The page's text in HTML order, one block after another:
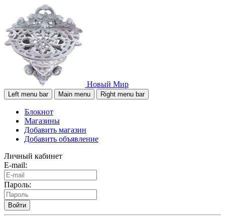
Новый Мир
Left menu bar Main menu Right menu bar
Блокнот
Магазины
Добавить магазин
Добавить объявление
Личный кабинет
E-mail:
Пароль:
Войти